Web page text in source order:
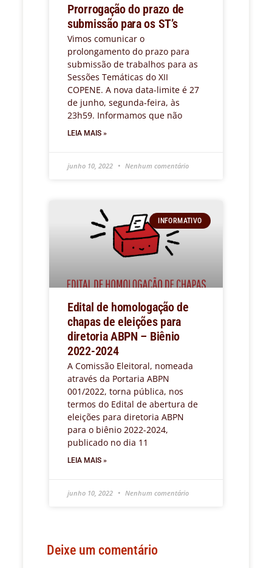
Prorrogação do prazo de
submissão para os ST’s
Vimos comunicar o
prolongamento do prazo para
submissão de trabalhos para as
Sessões Temáticas do XII
COPENE. A nova data-limite é 27
de junho, segunda-feira, às
23h59. Informamos que não
LEIA MAIS »
junho 10, 2022 Nenhum comentário
INFORMATIVO
Edital de homologação de
chapas de eleições para
diretoria ABPN – Biênio
2022-2024
A Comissão Eleitoral, nomeada
através da Portaria ABPN
001/2022, torna pública, nos
termos do Edital de abertura de
eleições para diretoria ABPN
para o biênio 2022-2024,
publicado no dia 11
LEIA MAIS »
junho 10, 2022 Nenhum comentário
Deixe um comentário